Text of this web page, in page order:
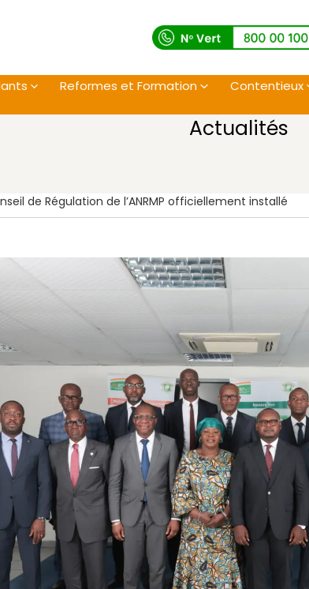
Reformes et Formation Contentieux
Actualités
de Régulation de l’ANRMP officiellement installé